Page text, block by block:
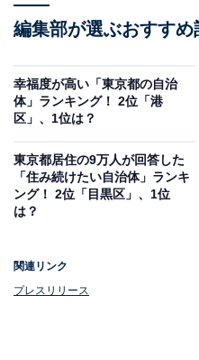
また、住みやすい環境が整
ントホール、温浴施設など
やレジャーにも適していま
ているから」「心身が健康
る」などのコメントが寄せ
編集部が選ぶおすすめ
幸福度が高い「東京都の自治
体」ランキング！ 2位「港
区」、1位は？
東京都居住の9万人が回答した
「住み続けたい自治体」ランキ
ング！ 2位「目黒区」、1位
は？
関連リンク
プレスリリース